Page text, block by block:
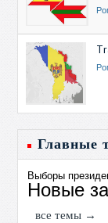
Главные
Выборы
Новые
все темы →